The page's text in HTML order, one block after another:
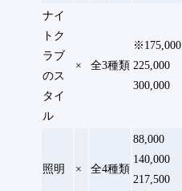
ナイ
トク
ラブ
のス
タイ
ル
× 全3種類
※175,000
225,000
300,000
照明 × 全4種類
88,000
140,000
217,500